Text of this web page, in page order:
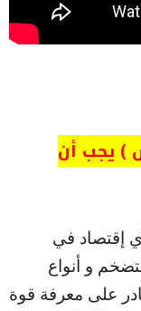
) يجب أن
إقتصاد في
و أنواع
على معرفة قوة